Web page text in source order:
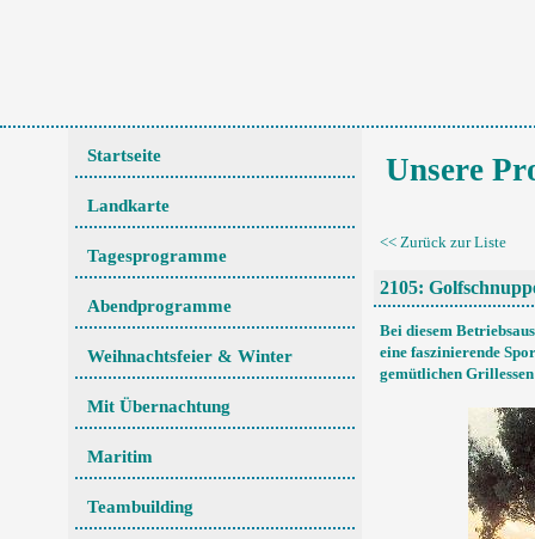
Startseite
Landkarte
Tagesprogramme
Abendprogramme
Weihnachtsfeier & Winter
Mit Übernachtung
Maritim
Teambuilding
Unsere
<< Zurück zur Liste
2105:
Bei diesem
eine faszinierende
gemütlichen